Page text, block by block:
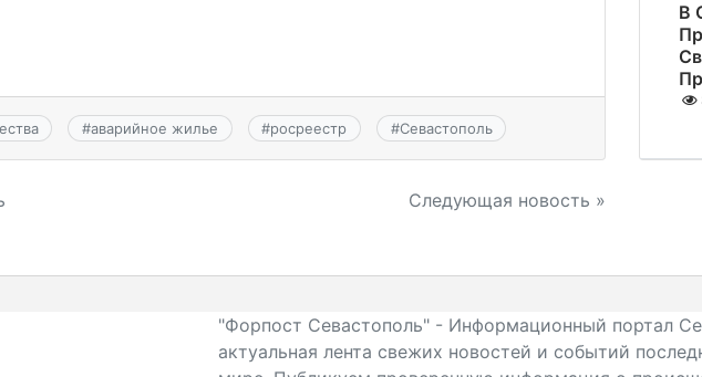
#аварийное жилье #росреестр #Севастополь
Следующая новость »
В
"Форпост Севастополь" - Информационный портал
актуальная лента свежих новостей и событий